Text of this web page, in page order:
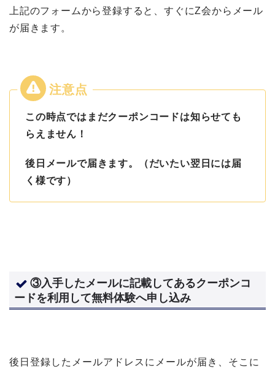
上記のフォームから登録すると、すぐにZ会からメール
が届きます。
この時点ではまだクーポンコードは知らせても
らえません！
後日メールで届きます。（だいたい翌日には届
く様です）
③入手したメールに記載してあるクーポンコ
ードを利用して無料体験へ申し込み
後日登録したメールアドレスにメールが届き、そこに